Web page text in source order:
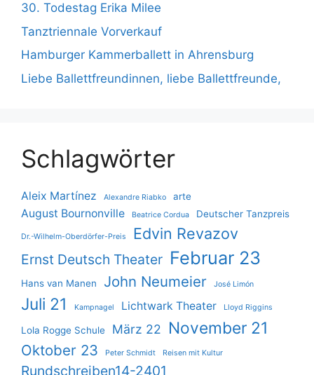
30. Todestag Erika Milee
Tanztriennale Vorverkauf
Hamburger Kammerballett in Ahrensburg
Liebe Ballettfreundinnen, liebe Ballettfreunde,
Schlagwörter
Aleix Martínez Alexandre Riabko arte
August Bournonville Beatrice Cordua Deutscher Tanzpreis
Dr.-Wilhelm-Oberdörfer-Preis Edvin Revazov
Ernst Deutsch Theater Februar 23
Hans van Manen John Neumeier José Limón
Juli 21 Kampnagel Lichtwark Theater Lloyd Riggins
Lola Rogge Schule März 22 November 21
Oktober 23 Peter Schmidt Reisen mit Kultur
Rundschreiben14-2401